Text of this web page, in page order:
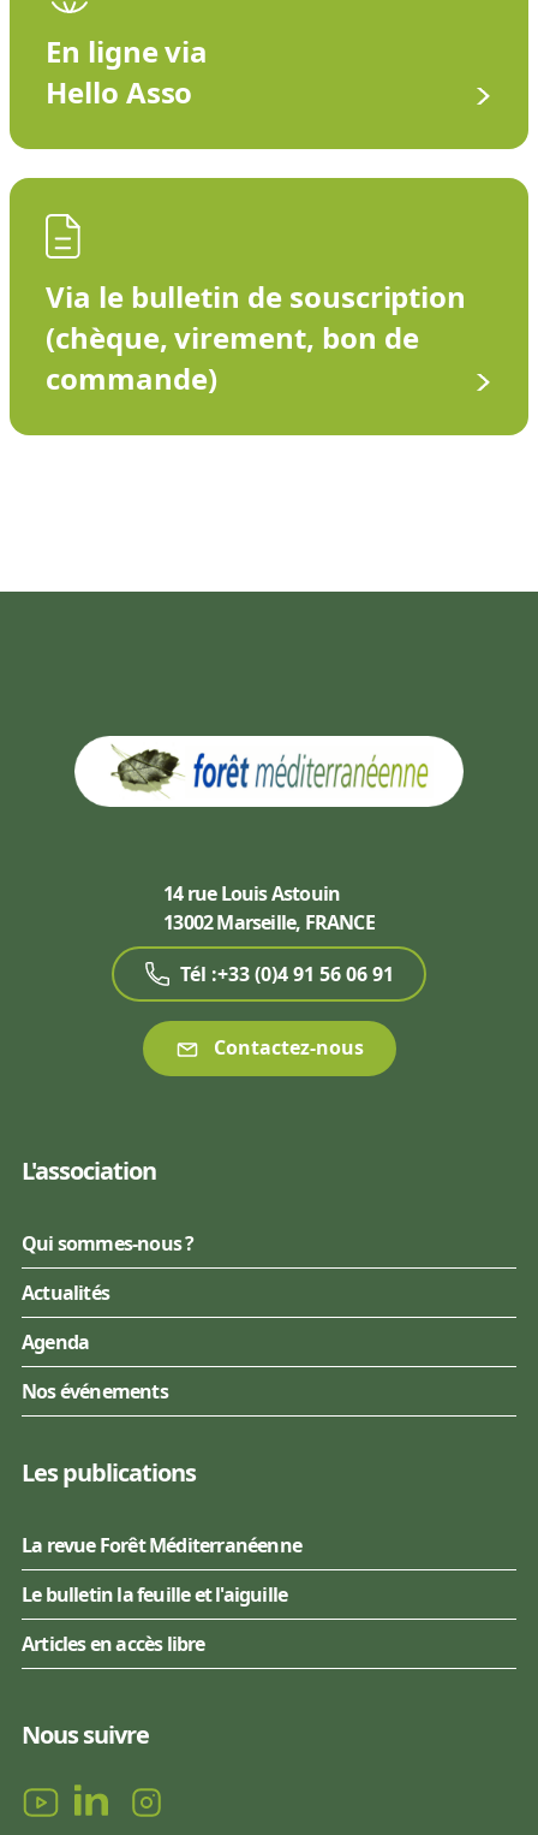
En ligne via
Hello Asso
Via le bulletin de souscription
(chèque, virement, bon de
commande)
14 rue Louis Astouin
13002 Marseille, FRANCE
Tél :+33 (0)4 91 56 06 91
Contactez-nous
L'association
Qui sommes-nous ?
Actualités
Agenda
Nos événements
Les publications
La revue Forêt Méditerranéenne
Le bulletin la feuille et l'aiguille
Articles en accès libre
Nous suivre